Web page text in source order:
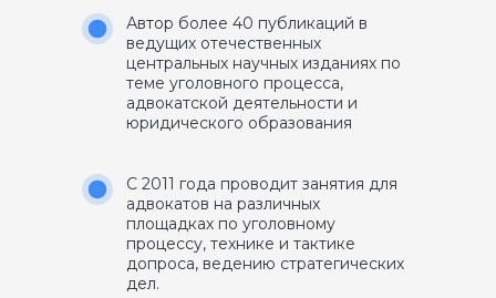
С 2011 года проводит занятия для
адвокатов на различных
площадках по уголовному
процессу, технике и тактике
допроса, ведению стратегических
дел.
Автор более 40 публикаций в
ведущих отечественных
центральных научных изданиях по
теме уголовного процесса,
адвокатской деятельности и
юридического образования